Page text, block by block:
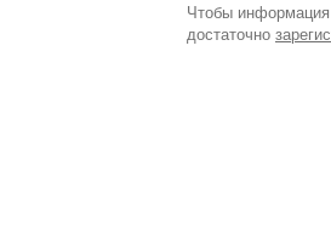
Чтобы
достаточно